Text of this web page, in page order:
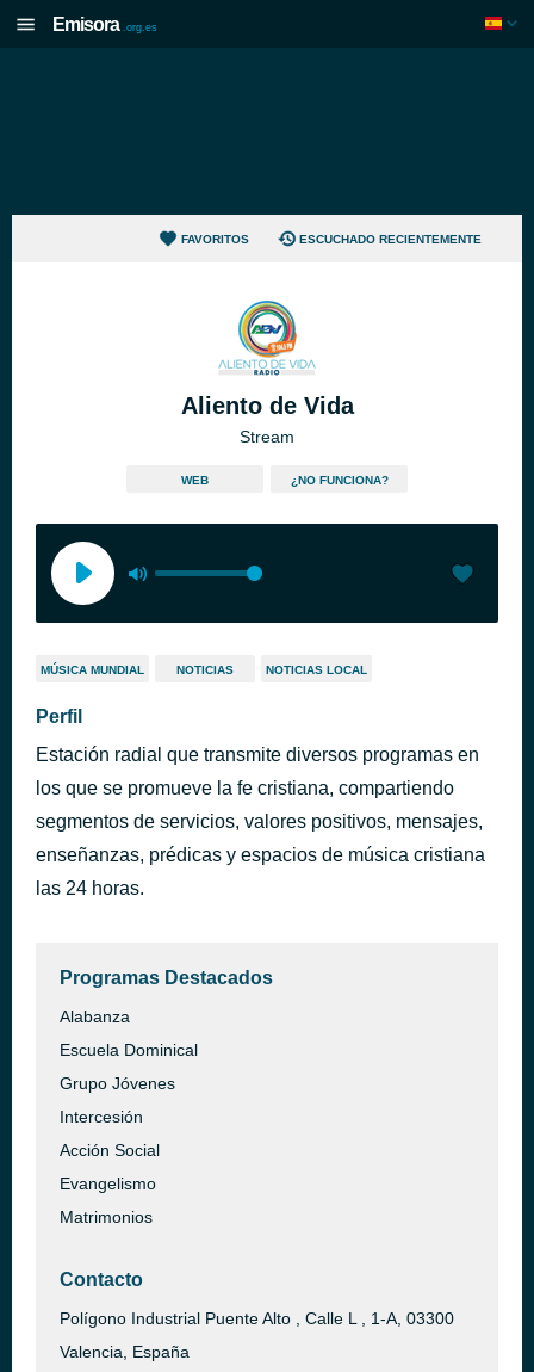
Emisora .org.es
FAVORITOS ESCUCHADO RECIENTEMENTE
Aliento de Vida
Stream
WEB ¿NO FUNCIONA?
MÚSICA MUNDIAL NOTICIAS NOTICIAS LOCAL
Perfil
Estación radial que transmite diversos programas en
los que se promueve la fe cristiana, compartiendo
segmentos de servicios, valores positivos, mensajes,
enseñanzas, prédicas y espacios de música cristiana
las 24 horas.
Programas Destacados
Alabanza
Escuela Dominical
Grupo Jóvenes
Intercesión
Acción Social
Evangelismo
Matrimonios
Contacto
Polígono Industrial Puente Alto , Calle L , 1-A, 03300
Valencia, España